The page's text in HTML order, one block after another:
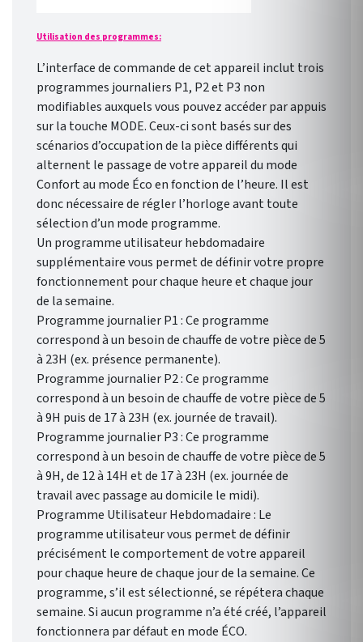
Utilisation des programmes:
L’interface de commande de cet appareil inclut trois
programmes journaliers P1, P2 et P3 non
modifiables auxquels vous pouvez accéder par appuis
sur la touche MODE. Ceux-ci sont basés sur des
scénarios d’occupation de la pièce différents qui
alternent le passage de votre appareil du mode
Confort au mode Éco en fonction de l’heure. Il est
donc nécessaire de régler l’horloge avant toute
sélection d’un mode programme.
Un programme utilisateur hebdomadaire
supplémentaire vous permet de définir votre propre
fonctionnement pour chaque heure et chaque jour
de la semaine.
Programme journalier P1 : Ce programme
correspond à un besoin de chauffe de votre pièce de 5
à 23H (ex. présence permanente).
Programme journalier P2 : Ce programme
correspond à un besoin de chauffe de votre pièce de 5
à 9H puis de 17 à 23H (ex. journée de travail).
Programme journalier P3 : Ce programme
correspond à un besoin de chauffe de votre pièce de 5
à 9H, de 12 à 14H et de 17 à 23H (ex. journée de
travail avec passage au domicile le midi).
Programme Utilisateur Hebdomadaire : Le
programme utilisateur vous permet de définir
précisément le comportement de votre appareil
pour chaque heure de chaque jour de la semaine. Ce
programme, s’il est sélectionné, se répétera chaque
semaine. Si aucun programme n’a été créé, l’appareil
fonctionnera par défaut en mode ÉCO.